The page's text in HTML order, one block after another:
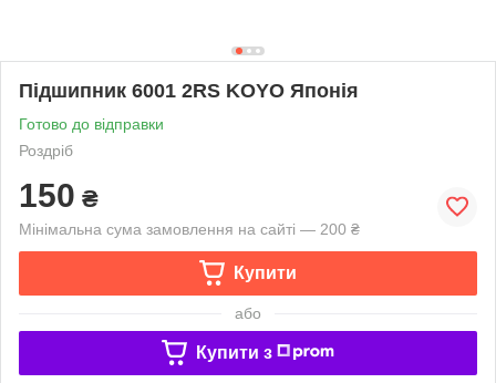
Підшипник 6001 2RS KOYO Японія
Готово до відправки
Роздріб
150 ₴
Мінімальна сума замовлення на сайті — 200 ₴
Купити
або
Купити з